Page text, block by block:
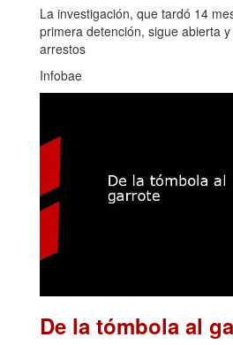
La investigación, que tardó 14
primera detención, sigue abierta
arrestos
Infobae
De la tómbola al